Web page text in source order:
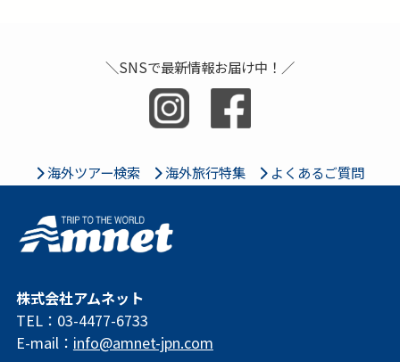
＼SNSで最新情報お届け中！／
海外ツアー検索 海外旅行特集 よくあるご質問
株式会社アムネット
TEL：03-4477-6733
E-mail： info@amnet-jpn.com